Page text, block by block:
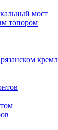
мост
топором